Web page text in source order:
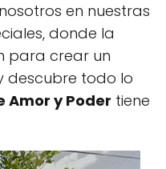
en nuestras
donde la
para crear un
descubre todo lo
Amor y Poder tiene